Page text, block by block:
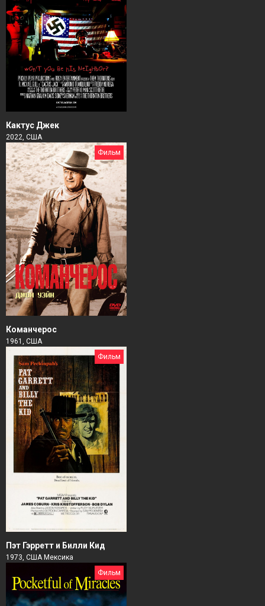
Кактус Джек
2022, США
Фильм
Команчерос
1961, США
Фильм
Пэт Гэрретт и Билли Кид
1973, США Мексика
Фильм